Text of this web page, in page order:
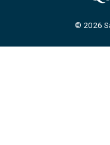
© 2026